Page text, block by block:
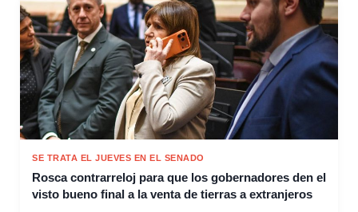
SE TRATA EL JUEVES EN EL SENADO
Rosca contrarreloj para que los gobernadores den el
visto bueno final a la venta de tierras a extranjeros